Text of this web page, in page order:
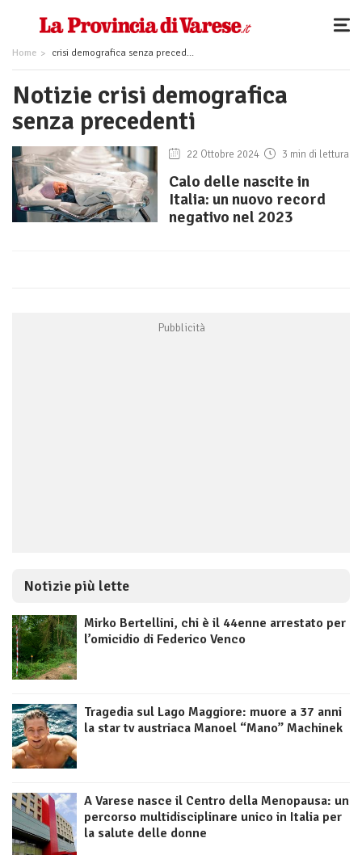
Home crisi demografica senza precedenti
Notizie crisi demografica
senza precedenti
22 Ottobre 2024 3 min di lettura
Calo delle nascite in
Italia: un nuovo record
negativo nel 2023
Notizie più lette
Mirko Bertellini, chi è il 44enne arrestato per
l’omicidio di Federico Venco
Tragedia sul Lago Maggiore: muore a 37 anni
la star tv austriaca Manoel “Mano” Machinek
A Varese nasce il Centro della Menopausa: un
percorso multidisciplinare unico in Italia per
la salute delle donne